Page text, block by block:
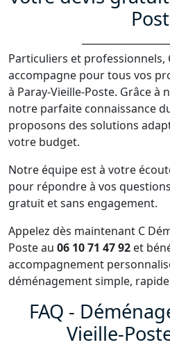
Particuliers et professionnels,
accompagne pour tous vos
à Paray-Vieille-Poste. Grâce à
notre parfaite connaissance
proposons des solutions
votre budget.
Notre équipe est à votre
pour répondre à vos
gratuit et sans engagement.
Appelez dès maintenant C
Poste au 06 10 71 47 92 et
accompagnement
déménagement simple,
FAQ -
Vieille-